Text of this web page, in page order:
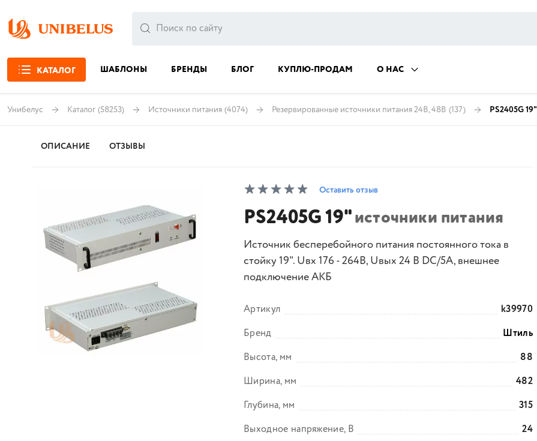
КАТАЛОГ ШАБЛОНЫ БРЕНДЫ БЛОГ КУПЛЮ-ПРОДАМ О НАС
Унибелус Каталог (58253) Источники питания (4074) Резервированные источники питания 24В, 48В (137) PS2405G 19"
ОПИСАНИЕ ОТЗЫВЫ
Оставить отзыв
PS2405G 19"источники питания
Источник бесперебойного питания постоянного тока в
стойку 19". Uвх 176 - 264В, Uвых 24 В DC/5А, внешнее
подключение АКБ
Артикул
k39970
Бренд
Штиль
Высота, мм
88
Ширина, мм
482
Глубина, мм
315
Выходное напряжение, В
24